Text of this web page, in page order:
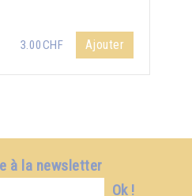
3.00CHF Ajouter
à la newsletter
Ok !